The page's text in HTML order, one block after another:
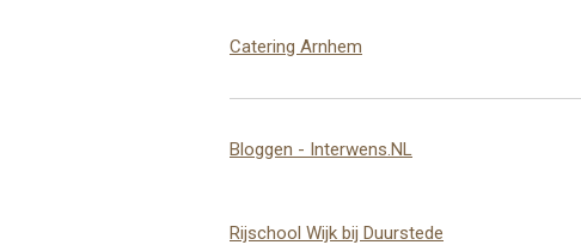
Catering Arnhem
Bloggen - Interwens.NL
Rijschool Wijk bij Duurstede